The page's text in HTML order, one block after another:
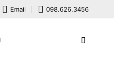
Email 098.626.3456